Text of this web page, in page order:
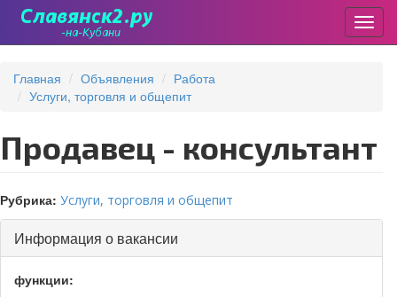
основному
содержанию
Главная Объявления
Работа
Услуги, торговля и общепит
Продавец - консультант
Рубрика: Услуги, торговля и общепит
Скрыть
Информация о вакансии
функции: